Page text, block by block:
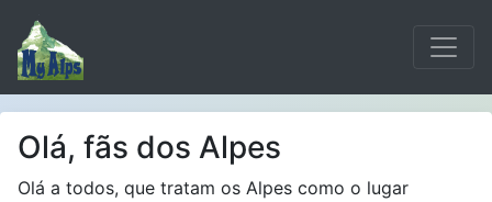
Olá, fãs dos Alpes
Olá a todos, que tratam os Alpes como o lugar